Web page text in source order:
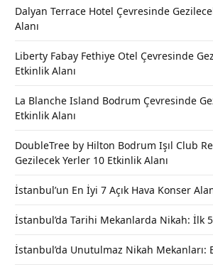
Dalyan Terrace Hotel Çevresinde
Alanı
Liberty Fabay Fethiye Otel Çevresinde
Etkinlik Alanı
La Blanche Island Bodrum Çevresinde
Etkinlik Alanı
DoubleTree by Hilton Bodrum Işıl Club
Gezilecek Yerler 10 Etkinlik Alanı
İstanbul’un En İyi 7 Açık Hava Konser
İstanbul’da Tarihi Mekanlarda Nikah: İlk
İstanbul’da Unutulmaz Nikah Mekanları: